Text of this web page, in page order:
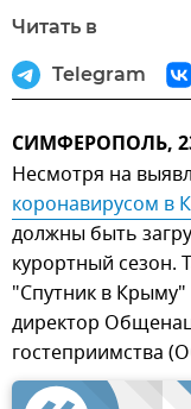
Читать в
Telegram
СИМФЕРОПОЛЬ,
Несмотря на
коронавирусом в
должны быть
курортный сезон.
"Спутник в
директор
гостеприимства